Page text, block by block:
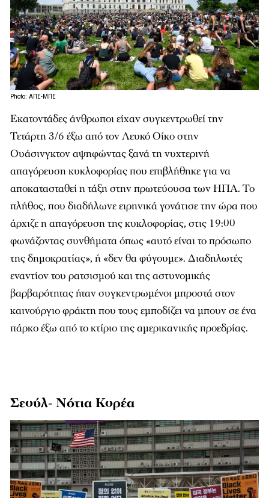
Photo: ΑΠΕ-ΜΠΕ
Εκατοντάδες άνθρωποι είχαν συγκεντρωθεί την
Τετάρτη 3/6 έξω από τον Λευκό Οίκο στην
Ουάσινγκτον αψηφώντας ξανά τη νυχτερινή
απαγόρευση κυκλοφορίας που επιβλήθηκε για να
αποκατασταθεί η τάξη στην πρωτεύουσα των ΗΠΑ. Το
πλήθος, που διαδήλωνε ειρηνικά γονάτισε την ώρα που
άρχιζε η απαγόρευση της κυκλοφορίας, στις 19:00
φωνάζοντας συνθήματα όπως «αυτό είναι το πρόσωπο
της δημοκρατίας», ή «δεν θα φύγουμε». Διαδηλωτές
εναντίον του ρατσισμού και της αστυνομικής
βαρβαρότητας ήταν συγκεντρωμένοι μπροστά στον
καινούργιο φράκτη που τους εμποδίζει να μπουν σε ένα
πάρκο έξω από το κτίριο της αμερικανικής προεδρίας.
Σεούλ- Νότια Κορέα